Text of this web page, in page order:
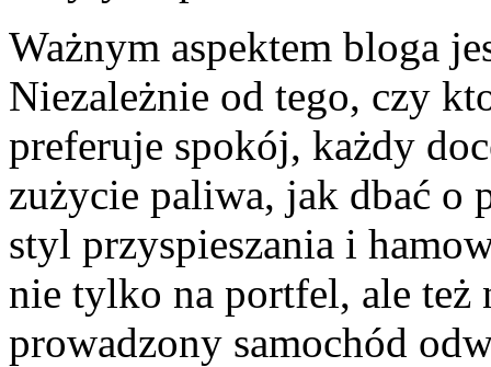
Ważnym aspektem bloga
Niezależnie od tego, czy
preferuje spokój, każdy
zużycie paliwa, jak dbać o
styl przyspieszania i
nie tylko na portfel, ale też
prowadzony samochód